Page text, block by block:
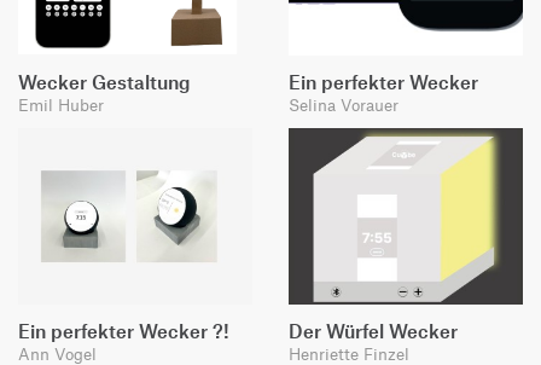
Wecker Gestaltung
Emil Huber
Ein perfekter Wecker
Selina Vorauer
Ein perfekter Wecker ?!
Ann Vogel
Der Würfel Wecker
Henriette Finzel